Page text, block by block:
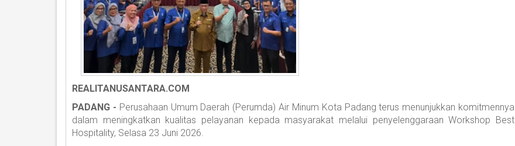
REALITANUSANTARA.COM
PADANG - Perusahaan Umum Daerah (Perumda) Air Minum Kota Padang terus menunjukkan komitmennya
dalam meningkatkan kualitas pelayanan kepada masyarakat melalui penyelenggaraan Workshop Best
Hospitality, Selasa 23 Juni 2026.